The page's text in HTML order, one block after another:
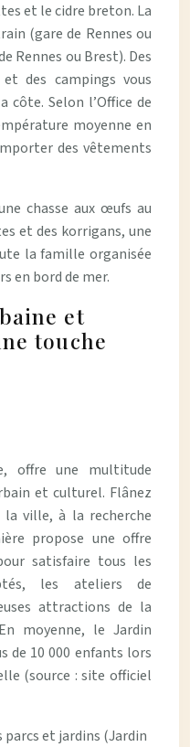
et le cidre breton. La
(gare de Rennes ou
Rennes ou Brest). Des
des campings vous
Selon l’Office de
moyenne en
des vêtements
chasse aux œufs au
et des korrigans, une
la famille organisée
en bord de mer.
et
touche
offre une multitude
et culturel. Flânez
ville, à la recherche
propose une offre
satisfaire tous les
les ateliers de
attractions de la
moyenne, le Jardin
de 10 000 enfants lors
(source : site officiel
parcs et jardins (Jardin